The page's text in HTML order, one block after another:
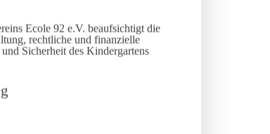
Ecole 92 e.V. beaufsichtigt die
rechtliche und finanzielle
Sicherheit des Kindergartens